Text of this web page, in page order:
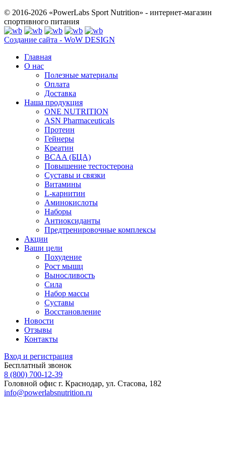
© 2016-2026 «PowerLabs Sport Nutrition» - интернет-магазин
спортивного питания
Создание сайта - WoW DESIGN
Главная
О нас
Полезные материалы
Оплата
Доставка
Наша продукция
ONE NUTRITION
ASN Pharmaceuticals
Протеин
Гейнеры
Креатин
BCAA (БЦА)
Повышение тестостерона
Суставы и связки
Витамины
L-карнитин
Аминокислоты
Наборы
Антиоксиданты
Предтренировочные комплексы
Акции
Ваши цели
Похудение
Рост мышц
Выносливость
Сила
Набор массы
Суставы
Восстановление
Новости
Отзывы
Контакты
Вход и регистрация
Бесплатный звонок
8 (800) 700-12-39
Головной офис г. Краснодар, ул. Стасова, 182
info@powerlabsnutrition.ru